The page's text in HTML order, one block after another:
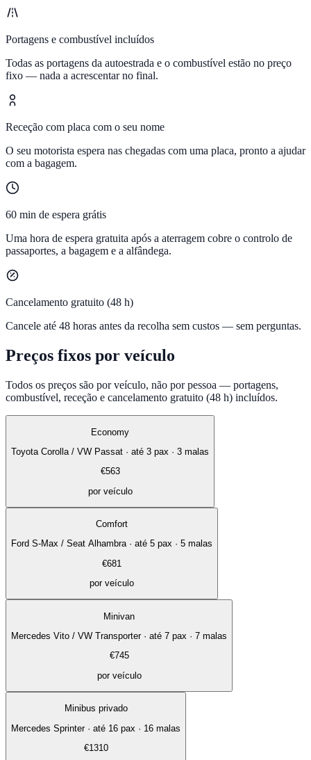
Portagens e combustível incluídos
Todas as portagens da autoestrada e o combustível estão no preço
fixo — nada a acrescentar no final.
Receção com placa com o seu nome
O seu motorista espera nas chegadas com uma placa, pronto a ajudar
com a bagagem.
60 min de espera grátis
Uma hora de espera gratuita após a aterragem cobre o controlo de
passaportes, a bagagem e a alfândega.
Cancelamento gratuito (48 h)
Cancele até 48 horas antes da recolha sem custos — sem perguntas.
Preços fixos por veículo
Todos os preços são por veículo, não por pessoa — portagens,
combustível, receção e cancelamento gratuito (48 h) incluídos.
Economy
Toyota Corolla / VW Passat · até 3 pax · 3 malas
€563
por veículo
Comfort
Ford S-Max / Seat Alhambra· até 5 pax · 5 malas
€681
por veículo
Minivan
Mercedes Vito / VW Transporter· até 7 pax · 7 malas
€745
por veículo
Minibus privado
Mercedes Sprinter· até 16 pax · 16 malas
€1310